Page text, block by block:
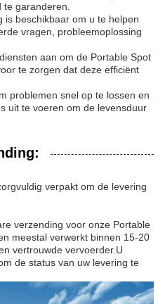
garanderen.
is beschikbaar om u te helpen
vragen, probleemoplossing
aan om de Portable Spot
te zorgen dat deze efficiënt
problemen snel op te lossen en
uit te voeren om de levensduur
verpakt om de levering
verzending voor onze Portable
meestal verwerkt binnen 15-20
vertrouwde vervoerder.U
de status van uw levering te